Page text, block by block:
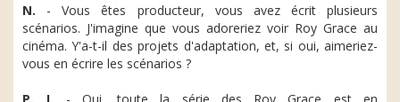
N. - Vous êtes producteur, vous avez écrit plusieurs
scénarios. J'imagine que vous adoreriez voir Roy Grace au
cinéma. Y'a-t-il des projets d'adaptation, et, si oui, aimeriez-
vous en écrire les scénarios ?
P. J. - Oui, toute la série des Roy Grace est en